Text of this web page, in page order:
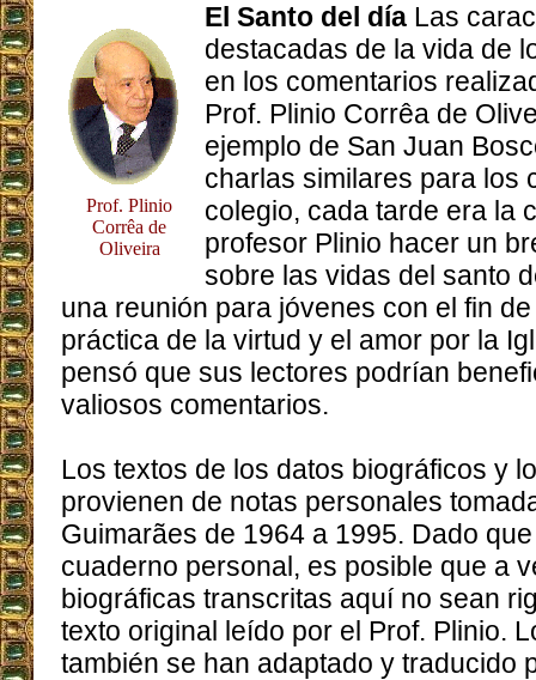
Prof. Plinio
Corrêa de
Oliveira
El Santo del día Las
destacadas de la vida de
en los comentarios
Prof. Plinio Corrêa de
ejemplo de San Juan
charlas similares para los
colegio, cada tarde era la
profesor Plinio hacer un
sobre las vidas del santo
una reunión para jóvenes con el fin
práctica de la virtud y el amor por la
pensó que sus lectores podrían
valiosos comentarios.
Los textos de los datos biográficos y
provienen de notas personales
Guimarães de 1964 a 1995. Dado
cuaderno personal, es posible que a
biográficas transcritas aquí no sean
texto original leído por el Prof. Plinio.
también se han adaptado y traducido